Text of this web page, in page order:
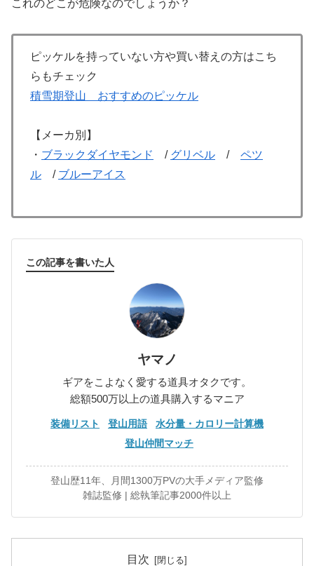
これのどこが危険なのでしょうか？
ピッケルを持っていない方や買い替えの方はこち
らもチェック
積雪期登山 おすすめのピッケル
【メーカ別】
・ ブラックダイヤモンド / グリベル / ペツ
ル / ブルーアイス
この記事を書いた人
ヤマノ
ギアをこよなく愛する道具オタクです。
総額500万以上の道具購入するマニア
装備リスト 登山用語
水分量・カロリー計算機
登山仲間マッチ
登山歴11年、月間1300万PVの大手メディア監修
雑誌監修 | 総執筆記事2000件以上
目次